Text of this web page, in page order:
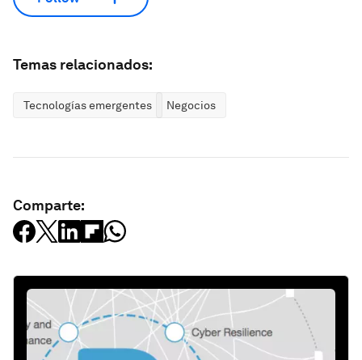
Temas relacionados:
Tecnologías emergentes Negocios
Comparte: